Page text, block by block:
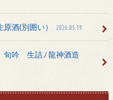
酒(別囲い） 2026.05.19
旬吟 生詰 / 龍神酒造